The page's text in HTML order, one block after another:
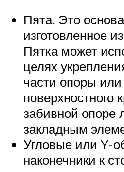
Пята. Это
изготовленное
Пятка может
целях
части опоры
поверхностного
забивной опоре
закладным
Угловые или Y-
наконечники к